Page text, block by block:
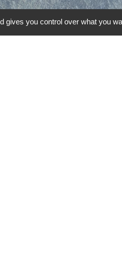
gives you control over what you